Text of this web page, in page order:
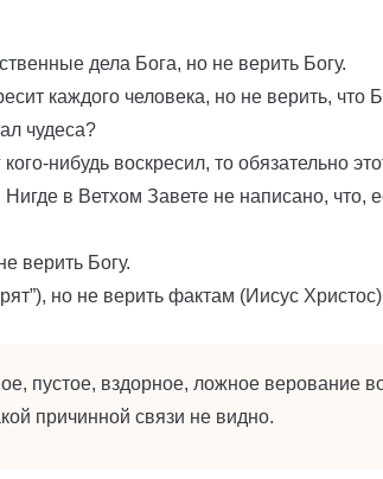
дела Бога, но не верить Богу.
каждого человека, но не верить, что
чудеса?
нибудь воскресил, то обязательно
в Ветхом Завете не написано, что,
верить Богу.
но не верить фактам (Иисус
пустое, вздорное, ложное верование
причинной связи не видно.